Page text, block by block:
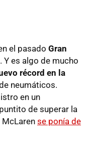
el pasado Gran
. Y es algo de mucho
récord en la
neumáticos.
en un
de superar la
se ponía de